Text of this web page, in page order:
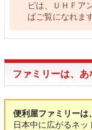
ビは、ＵＨＦア
ばご覧になれます
ファミリーは、あ
便利屋ファミリーは
日本中に広がるネッ